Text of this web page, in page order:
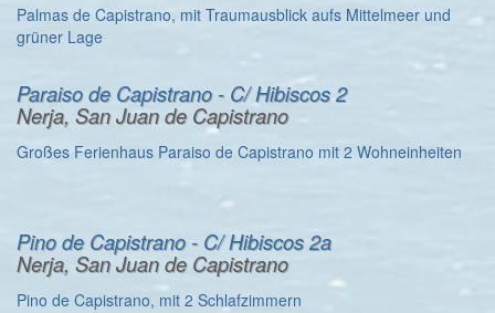
Palmas de Capistrano, mit Traumausblick aufs Mittelmeer und
grüner Lage
Paraiso de Capistrano - C/ Hibiscos 2
Nerja, San Juan de Capistrano
Großes Ferienhaus Paraiso de Capistrano mit 2 Wohneinheiten
Pino de Capistrano - C/ Hibiscos 2a
Nerja, San Juan de Capistrano
Pino de Capistrano, mit 2 Schlafzimmern